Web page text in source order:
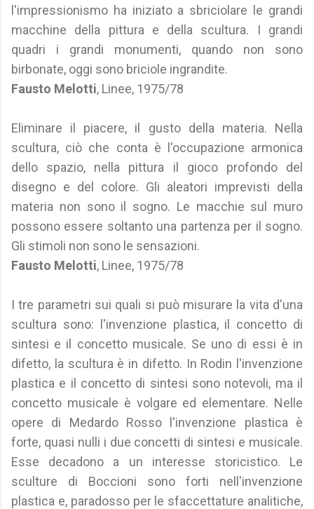
l'impressionismo ha iniziato a sbriciolare le grandi
macchine della pittura e della scultura. I grandi
quadri i grandi monumenti, quando non sono
birbonate, oggi sono briciole ingrandite.
Fausto Melotti, Linee, 1975/78
Eliminare il piacere, il gusto della materia. Nella
scultura, ciò che conta è l'occupazione armonica
dello spazio, nella pittura il gioco profondo del
disegno e del colore. Gli aleatori imprevisti della
materia non sono il sogno. Le macchie sul muro
possono essere soltanto una partenza per il sogno.
Gli stimoli non sono le sensazioni.
Fausto Melotti, Linee, 1975/78
I tre parametri sui quali si può misurare la vita d'una
scultura sono: l'invenzione plastica, il concetto di
sintesi e il concetto musicale. Se uno di essi è in
difetto, la scultura è in difetto. In Rodin l'invenzione
plastica e il concetto di sintesi sono notevoli, ma il
concetto musicale è volgare ed elementare. Nelle
opere di Medardo Rosso l'invenzione plastica è
forte, quasi nulli i due concetti di sintesi e musicale.
Esse decadono a un interesse storicistico. Le
sculture di Boccioni sono forti nell'invenzione
plastica e, paradosso per le sfaccettature analitiche,